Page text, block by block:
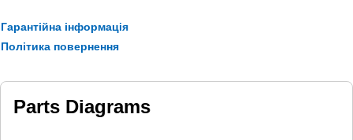
Гарантійна інформація
Політика повернення
Parts Diagrams